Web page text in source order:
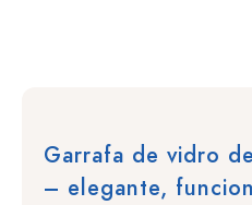
Garrafa de vidro
– elegante,